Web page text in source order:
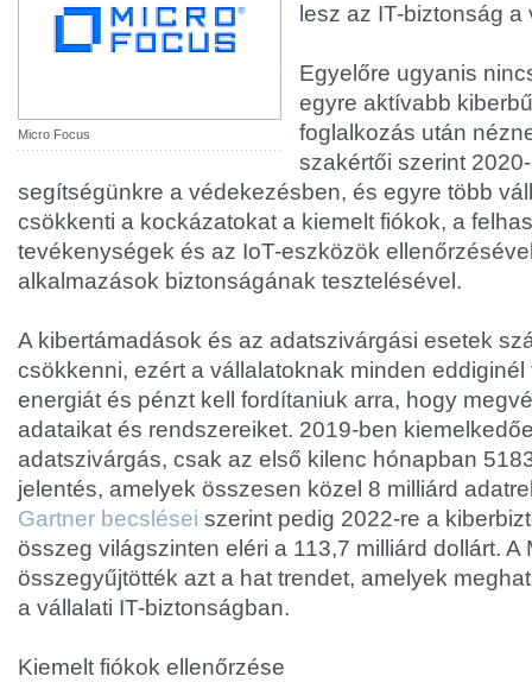
Micro Focus
lesz az IT-biztonság a
Egyelőre ugyanis
egyre aktívabb
foglalkozás után
szakértői szerint
segítségünkre a védekezésben, és egyre több
csökkenti a kockázatokat a kiemelt fiókok, a
tevékenységek és az IoT-eszközök
alkalmazások biztonságának tesztelésével.
A kibertámadások és az adatszivárgási esetek
csökkenni, ezért a vállalatoknak minden eddiginél
energiát és pénzt kell fordítaniuk arra, hogy
adataikat és rendszereiket. 2019-ben
adatszivárgás, csak az első kilenc hónapban
jelentés, amelyek összesen közel 8 milliárd
Gartner becslései szerint pedig 2022-re a
összeg világszinten eléri a 113,7 milliárd dollárt. A
összegyűjtötték azt a hat trendet, amelyek
a vállalati IT-biztonságban.
Kiemelt fiókok ellenőrzése